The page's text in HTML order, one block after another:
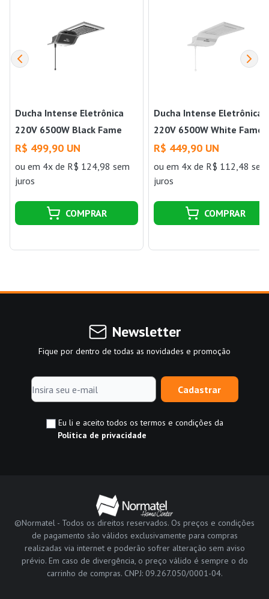
Ducha Intense Eletrônica
220V 6500W Black Fame
R$ 499,90 UN
ou em 4x de R$ 124,98 sem
juros
COMPRAR
Ducha Intense Eletrônica
220V 6500W White Fame
R$ 449,90 UN
ouem 4x de R$ 112,48 sem
juros
COMPRAR
Newsletter
Fique por dentro de todas as novidades e promoção
Cadastrar
Eu li e aceito todos os termos e condições da
Política de privacidade
©Normatel - Todos os direitos reservados. Os preços e condições
de pagamento são válidos exclusivamente para compras
realizadas via internet e poderão sofrer alteração sem aviso
prévio. Em caso de divergência, o preço válido é sempre o do
carrinho de compras. CNPJ: 09.267.050/0001-04.